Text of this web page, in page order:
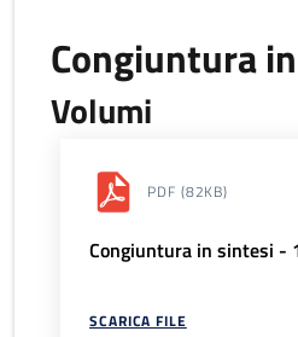
Congiuntura
Volumi
PDF (82KB)
Congiuntura in sintesi -
SCARICA FILE